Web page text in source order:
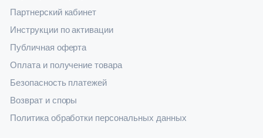
Партнерский кабинет
Инструкции по активации
Публичная оферта
Оплата и получение товара
Безопасность платежей
Возврат и споры
Политика обработки персональных данных